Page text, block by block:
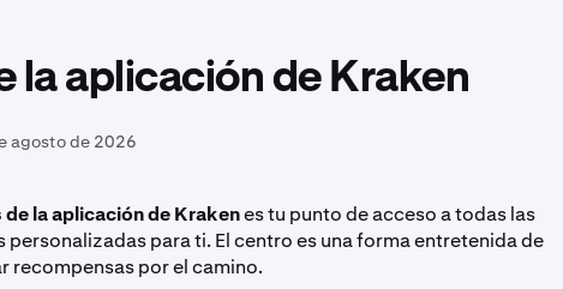
la aplicación de Kraken
agosto de 2026
la aplicación de Krakenes tu punto de acceso a todas las
para ti. El centro es una forma entretenida de
recompensas por el camino.